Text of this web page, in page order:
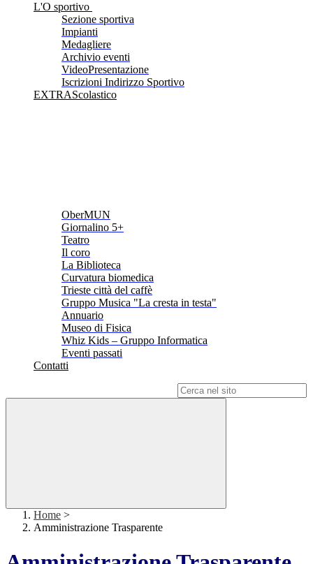
L'O sportivo
Sezione sportiva
Impianti
Medagliere
Archivio eventi
VideoPresentazione
Iscrizioni Indirizzo Sportivo
EXTRAScolastico
OberMUN
Giornalino 5+
Teatro
Il coro
La Biblioteca
Curvatura biomedica
Trieste città del caffè
Gruppo Musica "La cresta in testa"
Annuario
Museo di Fisica
Whiz Kids – Gruppo Informatica
Eventi passati
Contatti
Home >
Amministrazione Trasparente